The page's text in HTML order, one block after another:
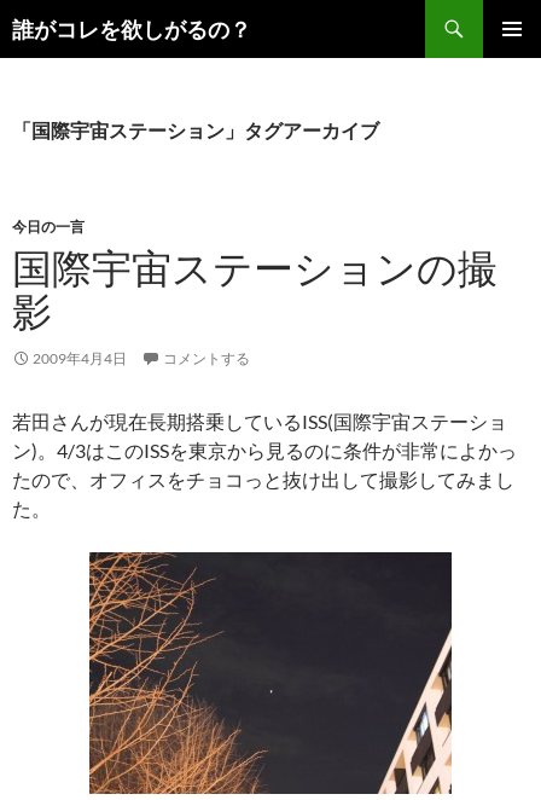
コ
ン誰がコレを欲しがるの？
検
索
「国際宇宙ステーション」タグアーカイブ
今日の一言
国際宇宙ステーションの撮
影
2009年4月4日 コメントする
若田さんが現在長期搭乗しているISS(国際宇宙ステーショ
ン)。4/3はこのISSを東京から見るのに条件が非常によかっ
たので、オフィスをチョコっと抜け出して撮影してみまし
た。